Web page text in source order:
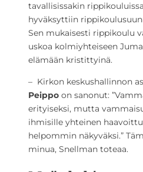
tavallisissakin
hyväksyttiin
Sen mukaisesti rippikoulu
uskoa kolmiyhteiseen
elämään kristittyinä.
– Kirkon keskushallinnon
Peippo on sanonut:
erityiseksi, mutta
ihmisille yhteinen
helpommin näkyväksi.”
minua, Snellman toteaa.